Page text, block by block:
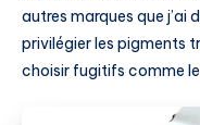
autres marques que j’ai
privilégier les pigments
choisir fugitifs comme le